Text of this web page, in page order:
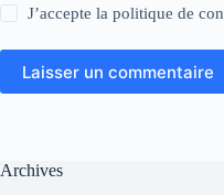
J’accepte lapolitique de
Laisser un commentaire
Archives